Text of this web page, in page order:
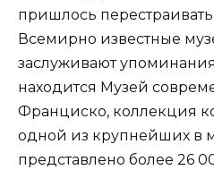
пришлось перестраивать
Всемирно известные
заслуживают
находится Музей
Франциско, коллекция
одной из крупнейших в
представлено более 26